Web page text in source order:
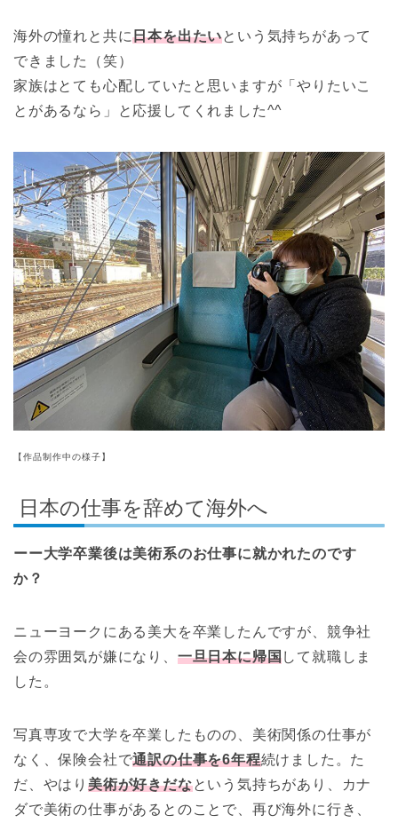
海外の憧れと共に日本を出たいという気持ちがあって
できました（笑）
家族はとても心配していたと思いますが「やりたいこ
とがあるなら」と応援してくれました^^
【作品制作中の様子】
日本の仕事を辞めて海外へ
ーー大学卒業後は美術系のお仕事に就かれたのです
か？
ニューヨークにある美大を卒業したんですが、競争社
会の雰囲気が嫌になり、 一旦日本に帰国して就職しま
した。
写真専攻で大学を卒業したものの、美術関係の仕事が
なく、保険会社で通訳の仕事を6年程続けました。た
だ、やはり 美術が好きだなという気持ちがあり、カナ
ダで美術の仕事があるとのことで、再び海外に行き、